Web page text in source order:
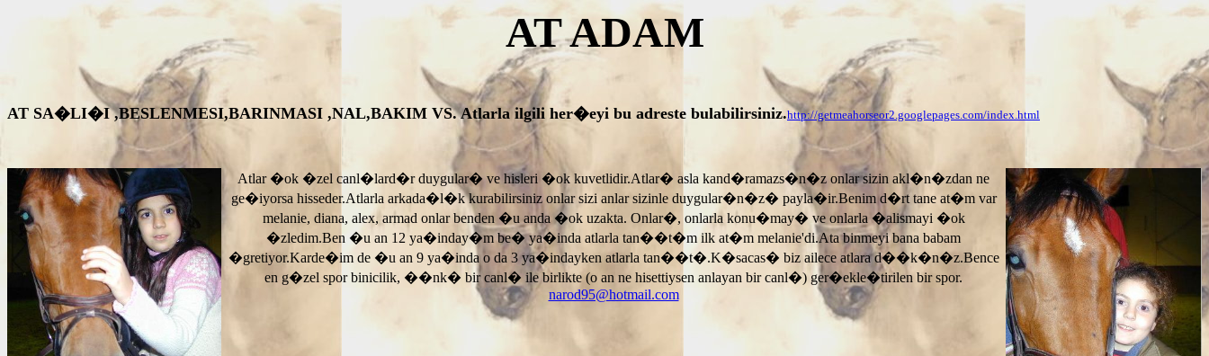
AT ADAM
AT SA�LI�I ,BESLENMESI,BARINMASI ,NAL,BAKIM VS. Atlarla ilgili her�eyi bu adreste bulabilirsiniz.http://getmeahorseor2.googlepages.com/index.html
Atlar �ok �zel canl�lard�r duygular� ve hisleri �ok kuvetlidir.Atlar� asla kand�ramazs�n�z onlar sizin akl�n�zdan ne
ge�iyorsa hisseder.Atlarla arkada�l�k kurabilirsiniz onlar sizi anlar sizinle duygular�n�z� payla�ir.Benim d�rt tane at�m var
melanie, diana, alex, armad onlar benden �u anda �ok uzakta. Onlar�, onlarla konu�may� ve onlarla �alismayi �ok
�zledim.Ben �u an 12 ya�inday�m be� ya�inda atlarla tan��t�m ilk at�m melanie'di.Ata binmeyi bana babam
�gretiyor.Karde�im de �u an 9 ya�inda o da 3 ya�indayken atlarla tan��t�.K�sacas� biz ailece atlara d��k�n�z.Bence
en g�zel spor binicilik, ��nk� bir canl� ile birlikte (o an ne hisettiysen anlayan bir canl�) ger�ekle�tirilen bir spor.
narod95@hotmail.com